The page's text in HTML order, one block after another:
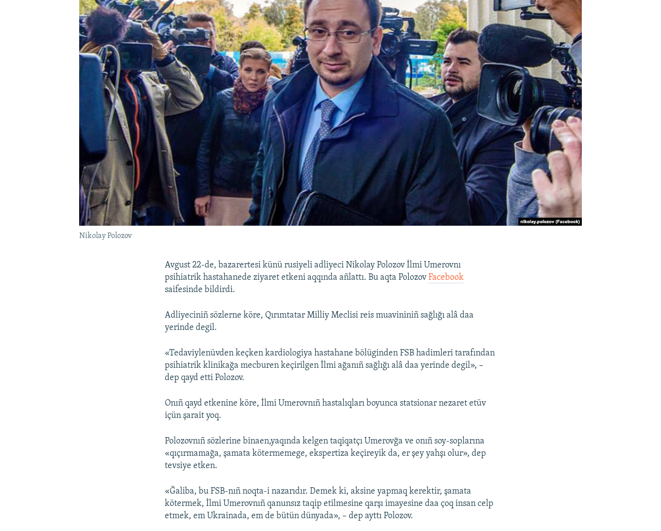
Nikolay Polozov
Avgust 22-de, bazarertesi künü rusiyeli adliyeci Nikolay Polozov İlmi Umerovnı
psihiatrik hastahanede ziyaret etkeni aqqında añlattı. Bu aqta PolozovFacebook
saifesinde bildirdi.
Adliyeciniñ sözlerne köre, Qırımtatar Milliy Meclisi reis muavininiñ sağlığı alâ daa
yerinde degil.
«Tedaviylenüvden keçken kardiologiya hastahane bölüginden FSB hadimleri tarafından
psihiatrik klinikağa mecburen keçirilgen İlmi ağanıñ sağlığı alâ daa yerinde degil», –
dep qayd etti Polozov.
Onıñ qayd etkenine köre, İlmi Umerovnıñ hastalıqları boyunca statsionar nezaret etüv
içün şarait yoq.
Polozovnıñ sözlerine binaen,yaqında kelgen taqiqatçı Umerovğa ve onıñ soy-soplarına
«qıçırmamağa, şamata kötermemege, ekspertiza keçireyik da, er şey yahşı olur», dep
tevsiye etken.
«Ğaliba, bu FSB-nıñ noqta-i nazarıdır. Demek ki, aksine yapmaq kerektir, şamata
kötermek, İlmi Umerovnıñ qanunsız taqip etilmesine qarşı imayesine daa çoq insan celp
etmek, em Ukrainada, em de bütün dünyada», – dep ayttı Polozov.